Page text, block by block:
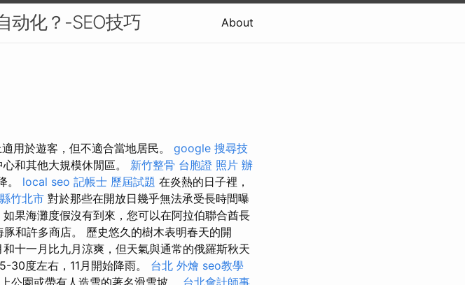
动化？-SEO技巧 About
用於遊客，但不適合當地居民。 google 搜尋技
和其他大規模休閒區。 新竹整骨 台胞證 照片 辦
。 local seo 記帳士 歷屆試題 在炎熱的日子裡，
竹北市 對於那些在開放日幾乎無法承受長時間曝
如果海灘度假沒有到來，您可以在阿拉伯聯合酋長
和許多商店。 歷史悠久的樹木表明春天的開
和十一月比九月涼爽，但天氣與通常的俄羅斯秋天
30度左右，11月開始降雨。 台北 外燴 seo教學
公園或帶有人造雪的著名滑雪坡。 台北會計師事